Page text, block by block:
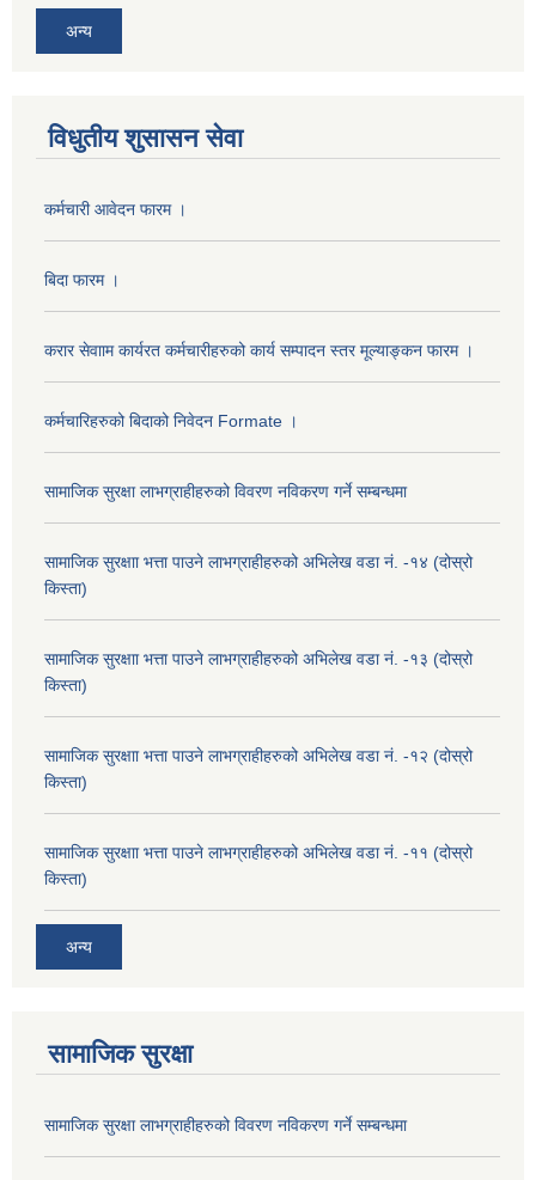
अन्य
विधुतीय शुसासन सेवा
कर्मचारी आवेदन फारम ।
बिदा फारम ।
करार सेवााम कार्यरत कर्मचारीहरुको कार्य सम्पादन स्तर मूल्याङ्कन फारम ।
कर्मचारिहरुको बिदाको निवेदन Formate ।
सामाजिक सुरक्षा लाभग्राहीहरुको विवरण नविकरण गर्ने सम्बन्धमा
सामाजिक सुरक्षाा भत्ता पाउने लाभग्राहीहरुको अभिलेख वडा नं. -१४ (दोस्रो
किस्ता)
सामाजिक सुरक्षाा भत्ता पाउने लाभग्राहीहरुको अभिलेख वडा नं. -१३ (दोस्रो
किस्ता)
सामाजिक सुरक्षाा भत्ता पाउने लाभग्राहीहरुको अभिलेख वडा नं. -१२ (दोस्रो
किस्ता)
सामाजिक सुरक्षाा भत्ता पाउने लाभग्राहीहरुको अभिलेख वडा नं. -११ (दोस्रो
किस्ता)
अन्य
सामाजिक सुरक्षा
सामाजिक सुरक्षा लाभग्राहीहरुको विवरण नविकरण गर्ने सम्बन्धमा